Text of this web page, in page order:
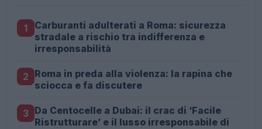
1
Carburanti adulterati a Roma: sicurezza
stradale a rischio tra indifferenza e
irresponsabilità
2 Roma in preda alla violenza: la rapina che
sciocca e fa discutere
3 Da Centocelle a Dubai: il crac di ‘Facile
Ristrutturare’ e il lusso irresponsabile di